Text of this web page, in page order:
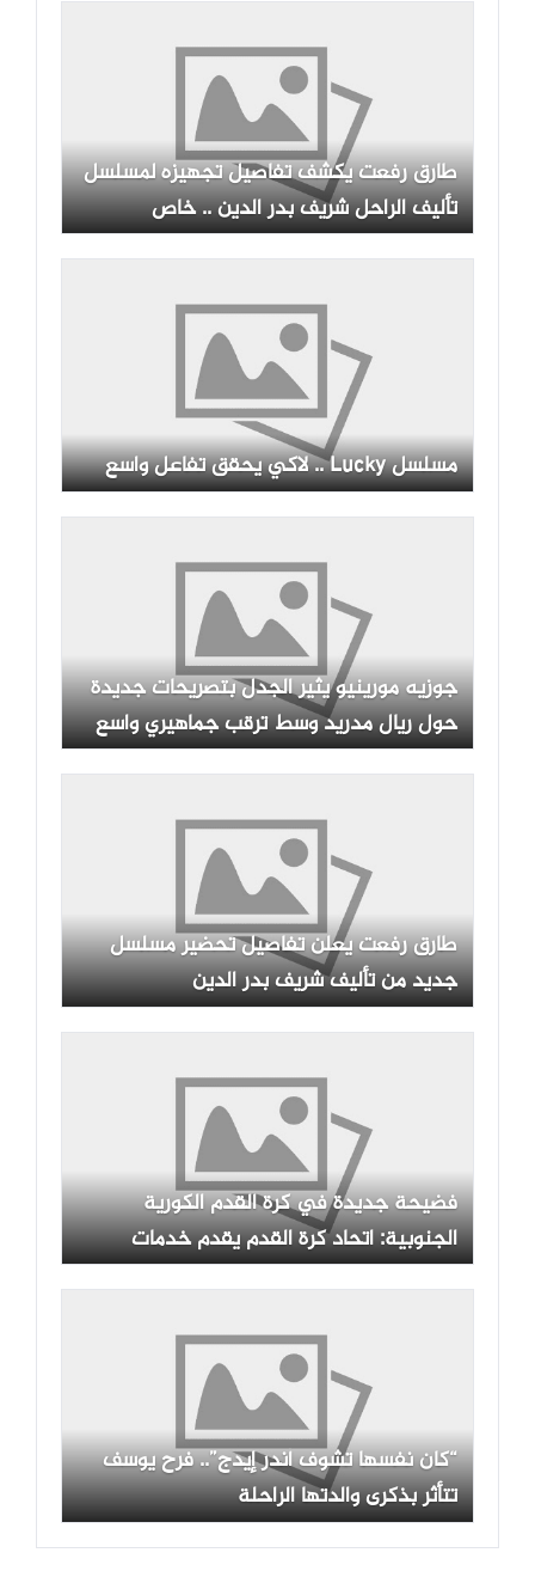
طارق رفعت يكشف تفاصيل تجهيزه لمسلسل
تأليف الراحل شريف بدر الدين .. خاص
مسلسل Lucky .. لاكي يحقق تفاعل واسع
جوزيه مورينيو يثير الجدل بتصريحات جديدة
حول ريال مدريد وسط ترقب جماهيري واسع
طارق رفعت يعلن تفاصيل تحضير مسلسل
جديد من تأليف شريف بدر الدين
فضيحة جديدة في كرة القدم الكورية
الجنوبية: اتحاد كرة القدم يقدم خدمات
حساسة لحكام الفيفا.
“كان نفسها تشوف أندر إيدج”.. فرح يوسف
تتأثر بذكرى والدتها الراحلة